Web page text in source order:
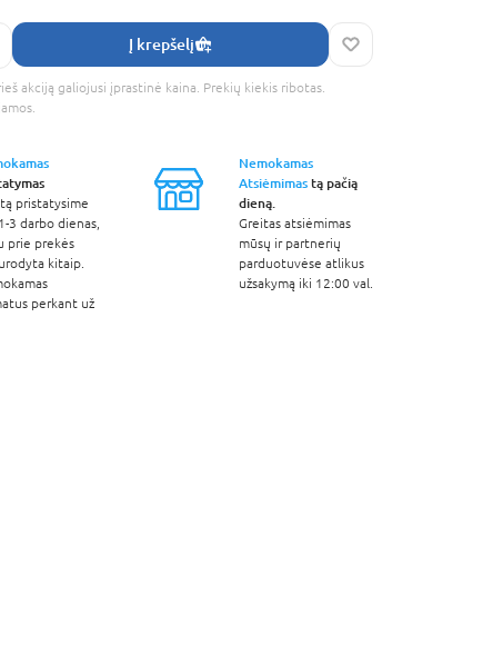
Į krepšelį
akciją galiojusi įprastinė kaina. Prekių kiekis ribotas.
pristatysime
3 darbo dienas,
prie prekės
kitaip.
perkant už
Nemokamas
Atsiėmimastą pačią
dieną.
Greitas atsiėmimas
mūsų ir partnerių
parduotuvėse atlikus
užsakymą iki 12:00 val.